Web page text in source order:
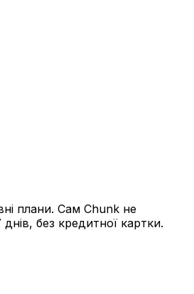
плани. Сам Chunk не
без кредитної картки.